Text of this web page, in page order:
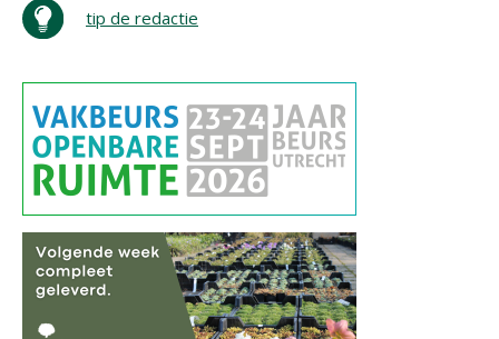
tip de redactie